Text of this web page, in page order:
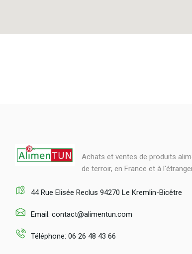
Achats et ventes de produits
de terroir, en France et à
44 Rue Elisée Reclus 94270 Le Kremlin-Bicêtre
Email: contact@alimentun.com
Téléphone: 06 26 48 43 66